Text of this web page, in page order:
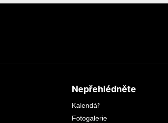
Nepřehlédněte
Kalendář
Fotogalerie